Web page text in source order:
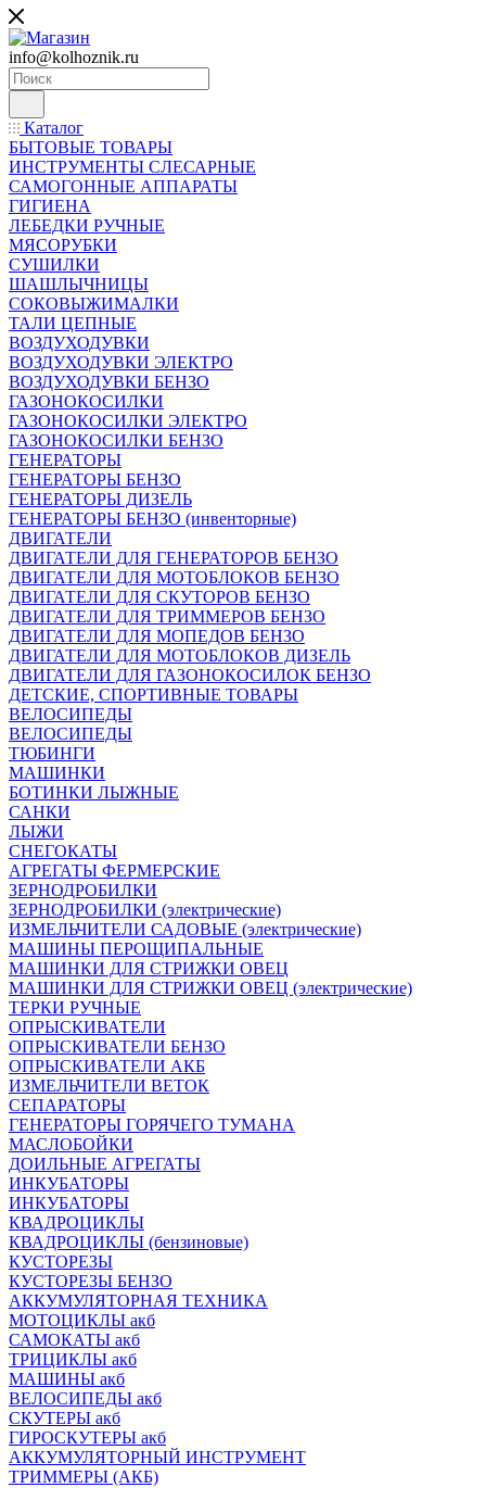
info@kolhoznik.ru
Каталог
БЫТОВЫЕ ТОВАРЫ
ИНСТРУМЕНТЫ СЛЕСАРНЫЕ
САМОГОННЫЕ АППАРАТЫ
ГИГИЕНА
ЛЕБЕДКИ РУЧНЫЕ
МЯСОРУБКИ
СУШИЛКИ
ШАШЛЫЧНИЦЫ
СОКОВЫЖИМАЛКИ
ТАЛИ ЦЕПНЫЕ
ВОЗДУХОДУВКИ
ВОЗДУХОДУВКИ ЭЛЕКТРО
ВОЗДУХОДУВКИ БЕНЗО
ГАЗОНОКОСИЛКИ
ГАЗОНОКОСИЛКИ ЭЛЕКТРО
ГАЗОНОКОСИЛКИ БЕНЗО
ГЕНЕРАТОРЫ
ГЕНЕРАТОРЫ БЕНЗО
ГЕНЕРАТОРЫ ДИЗЕЛЬ
ГЕНЕРАТОРЫ БЕНЗО (инвенторные)
ДВИГАТЕЛИ
ДВИГАТЕЛИ ДЛЯ ГЕНЕРАТОРОВ БЕНЗО
ДВИГАТЕЛИ ДЛЯ МОТОБЛОКОВ БЕНЗО
ДВИГАТЕЛИ ДЛЯ СКУТОРОВ БЕНЗО
ДВИГАТЕЛИ ДЛЯ ТРИММЕРОВ БЕНЗО
ДВИГАТЕЛИ ДЛЯ МОПЕДОВ БЕНЗО
ДВИГАТЕЛИ ДЛЯ МОТОБЛОКОВ ДИЗЕЛЬ
ДВИГАТЕЛИ ДЛЯ ГАЗОНОКОСИЛОК БЕНЗО
ДЕТСКИЕ, СПОРТИВНЫЕ ТОВАРЫ
ВЕЛОСИПЕДЫ
ВЕЛОСИПЕДЫ
ТЮБИНГИ
МАШИНКИ
БОТИНКИ ЛЫЖНЫЕ
САНКИ
ЛЫЖИ
СНЕГОКАТЫ
АГРЕГАТЫ ФЕРМЕРСКИЕ
ЗЕРНОДРОБИЛКИ
ЗЕРНОДРОБИЛКИ (электрические)
ИЗМЕЛЬЧИТЕЛИ САДОВЫЕ (электрические)
МАШИНЫ ПЕРОЩИПАЛЬНЫЕ
МАШИНКИ ДЛЯ СТРИЖКИ ОВЕЦ
МАШИНКИ ДЛЯ СТРИЖКИ ОВЕЦ (электрические)
ТЕРКИ РУЧНЫЕ
ОПРЫСКИВАТЕЛИ
ОПРЫСКИВАТЕЛИ БЕНЗО
ОПРЫСКИВАТЕЛИ АКБ
ИЗМЕЛЬЧИТЕЛИ ВЕТОК
СЕПАРАТОРЫ
ГЕНЕРАТОРЫ ГОРЯЧЕГО ТУМАНА
МАСЛОБОЙКИ
ДОИЛЬНЫЕ АГРЕГАТЫ
ИНКУБАТОРЫ
ИНКУБАТОРЫ
КВАДРОЦИКЛЫ
КВАДРОЦИКЛЫ (бензиновые)
КУСТОРЕЗЫ
КУСТОРЕЗЫ БЕНЗО
АККУМУЛЯТОРНАЯ ТЕХНИКА
МОТОЦИКЛЫ акб
САМОКАТЫ акб
ТРИЦИКЛЫ акб
МАШИНЫ акб
ВЕЛОСИПЕДЫ акб
СКУТЕРЫ акб
ГИРОСКУТЕРЫ акб
АККУМУЛЯТОРНЫЙ ИНСТРУМЕНТ
ТРИММЕРЫ (АКБ)